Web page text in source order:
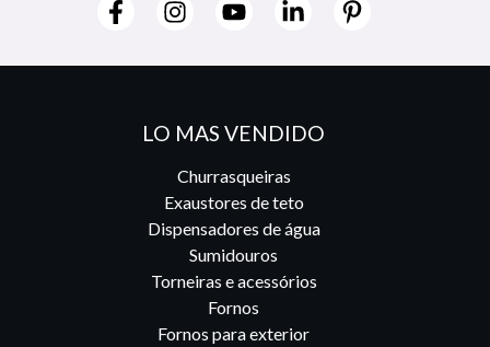
LO MAS VENDIDO
Churrasqueiras
Exaustores de teto
Dispensadores de água
Sumidouros
Torneiras e acessórios
Fornos
Fornos para exterior